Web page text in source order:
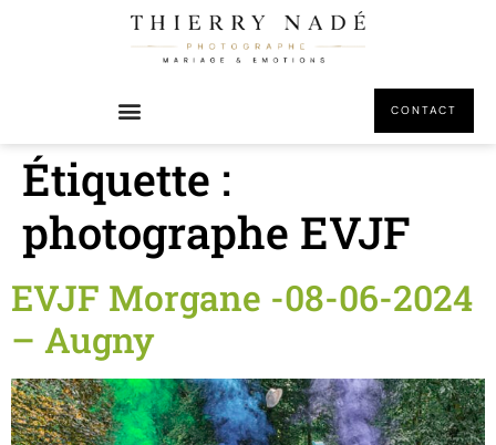
CONTACT
Étiquette :
photographe EVJF
EVJF Morgane -08-06-2024
– Augny